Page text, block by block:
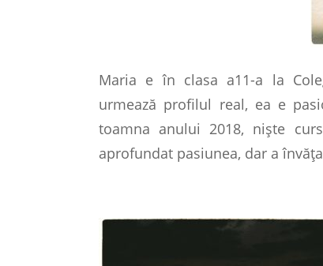
Maria e în clasa a11-a la
urmează profilul real, ea e
toamna anului 2018, nişte
aprofundat pasiunea, dar a